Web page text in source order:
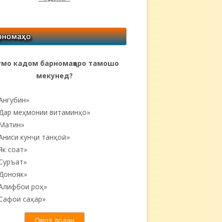
кадом барномаҳоро тамошо
мекунед?
меҳмонии витаминҳо»
кунҷи танҳоӣ...»
соат»
роҳ»
саҳар»